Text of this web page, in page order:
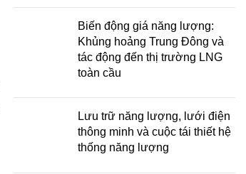
Biến động giá năng lượng:
Khủng hoảng Trung Đông và
tác động đến thị trường LNG
toàn cầu
Lưu trữ năng lượng, lưới điện
thông minh và cuộc tái thiết hệ
thống năng lượng